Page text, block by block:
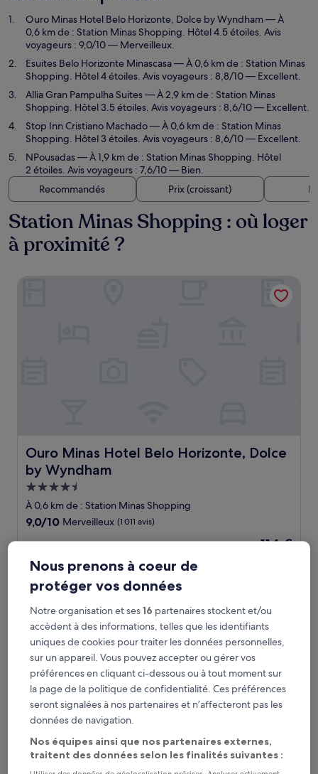
Ouro Minas Hotel Belo Horizonte, Dolce by Wyndham— À
0,6 km de : Station Minas Shopping. Hôtel 4.5 étoiles. Avis
voyageurs : 9,0/10 — Merveilleux.
Esuites Belo Horizonte Minascasa— À 0,6 km de : Station Minas
Shopping. Hôtel 4 étoiles. Avis voyageurs : 8,8/10 — Excellent.
Allia Gran Pampulha Suites— À 2,9 km de : Station Minas
Shopping. Hôtel 3.5 étoiles. Avis voyageurs : 8,6/10 — Excellent.
Stop Inn Cristiano Machado— À 0,6 km de : Station Minas
Shopping. Hôtel 3 étoiles. Avis voyageurs : 8,6/10 — Excellent.
NPousadas— À 1,9 km de : Station Minas Shopping. Hôtel
2 étoiles. Avis voyageurs : 7,6/10 — Bien.
Recommandés
Prix (croissant)
Station Minas Shopping : où loger
à proximité ?
Ouro Minas Hotel Belo Horizonte, Dolce
by Wyndham
Ouro Minas Hotel Belo Horizonte, Dolce by Wyndham
Hébergement
4.5 étoiles
À 0,6 km de : Station Minas Shopping
9.0
10,
Merveilleux,
(1 011 avis)
9,0/10 Merveilleux (1 011 avis)
Le
114 €
114 €
Ouro Minas Hotel Belo Horizonte, Dolce by Wyndham
Esuites Belo Horizonte Minascasa
Esuites Belo Horizonte Minascasa
Nous prenons à coeur de
protéger vos données
Notre organisation et ses16 partenaires stockent et/ou
accèdent à des informations, telles que les identifiants
uniques de cookies pour traiter les données personnelles,
sur un appareil. Vous pouvez accepter ou gérer vos
préférences en cliquant ci-dessous ou à tout moment sur
la page de la politique de confidentialité. Ces préférences
seront signalées à nos partenaires et n’affecteront pas les
données de navigation.
Nos équipes ainsi que nos partenaires externes,
traitent des données selon les finalités suivantes :